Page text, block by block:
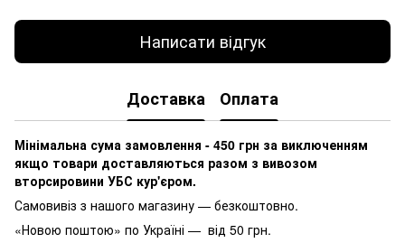
Написати відгук
Доставка Оплата
Мінімальна сума замовлення - 450 грн за виключенням
якщо товари доставляються разом з вивозом
вторсировини УБС кур'єром.
Самовивіз з нашого магазину — безкоштовно.
«Новою поштою» по Україні — від 50 грн.